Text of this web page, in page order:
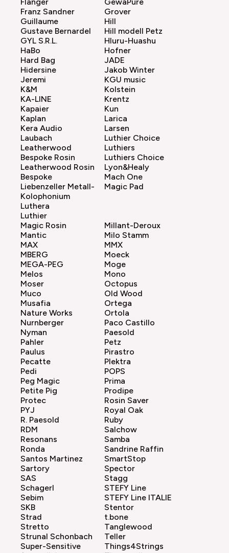
Flanger
Franz Sandner
GewaPure
Grover
Guillaume
Gustave Bernardel
GYL S.R.L.
HaBo
Hard Bag
Hidersine
Hill
Hill modell Petz
Hluru-Huashu
Hofner
JADE
Jakob Winter
Jeremi
K&M
KA-LINE
Kapaier
Kaplan
Kera Audio
KGU music
Kolstein
Krentz
Kun
Larica
Larsen
Laubach
Leatherwood
Bespoke Rosin
Leatherwood Rosin
Bespoke
Liebenzeller Metall-
Kolophonium
Luthera
Luthier
Luthier Choice
Luthiers
Luthiers Choice
Lyon&Healy
Mach One
Magic Pad
Magic Rosin
Mantic
MAX
MBERG
MEGA-PEG
Melos
Millant-Deroux
Milo Stamm
MMX
Moeck
Moge
Mono
Moser
Muco
Musafia
Nature Works
Nurnberger
Nyman
Octopus
Old Wood
Ortega
Ortola
Paco Castillo
Paesold
Pahler
Paulus
Pecatte
Pedi
Peg Magic
Petite Pig
Petz
Pirastro
Plektra
POPS
Prima
Prodipe
Protec
PYJ
R. Paesold
RDM
Resonans
Ronda
Rosin Saver
Royal Oak
Ruby
Salchow
Samba
Sandrine Raffin
Santos Martinez
Sartory
SAS
Schagerl
Sebim
SKB
SmartStop
Spector
Stagg
STEFY Line
STEFY Line ITALIE
Stentor
Strad
Stretto
Strunal Schonbach
Super-Sensitive
t.bone
Tanglewood
Teller
Things4Strings